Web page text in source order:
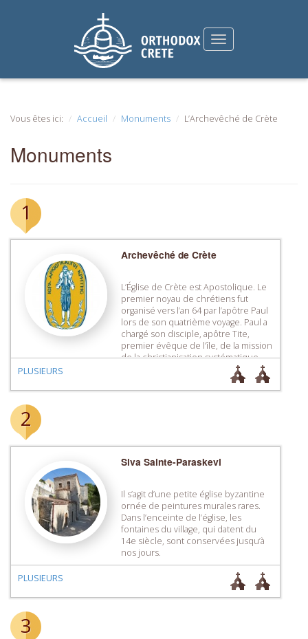
Vous êtes ici: Accueil Monuments L’Archevêché de Crète
Monuments
1
Archevêché de Crète
L’Église de Crète est Apostolique. Le
premier noyau de chrétiens fut
organisé vers l’an 64 par l’apôtre Paul
lors de son quatrième voyage. Paul a
chargé son disciple, apôtre Tite,
premier évêque de l’île, de la mission
de la christianisation systématique
des crétois. Avec l’expansion du
christianisme, l’Église crétoise fut,
elle aussi, organisée, se dotant […]
PLUSIEURS
2
Siva Sainte-Paraskevi
Il s’agit d’une petite église byzantine
ornée de peintures murales rares.
Dans l’enceinte de l’église, les
fontaines du village, qui datent du
14e siècle, sont conservées jusqu’à
nos jours.
PLUSIEURS
3